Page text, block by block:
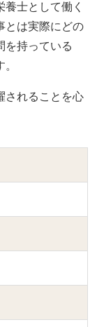
士として働く
とは実際にどの
を持っている
されることを心